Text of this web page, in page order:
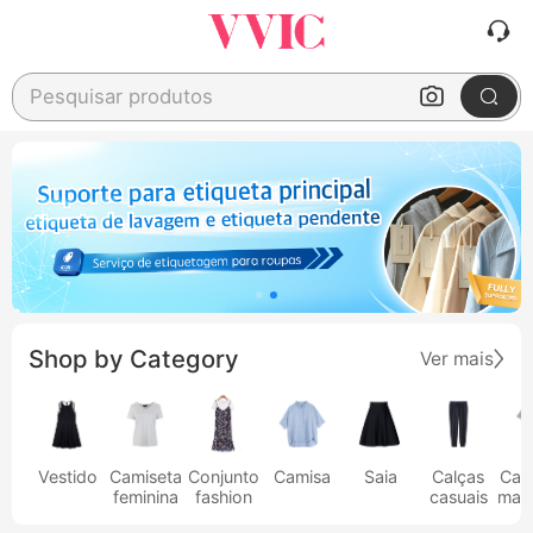
Pesquisar produtos
Shop by Category Ver mais
Vestido
Camiseta
feminina
Conjunto
fashion
Camisa Saia
Calças
casuais